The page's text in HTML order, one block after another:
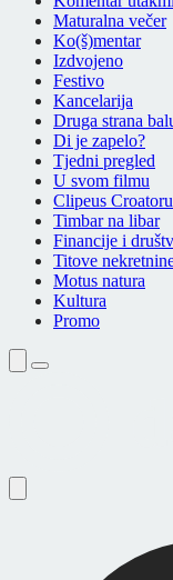
Maturalna večer
Ko(š)mentar
Izdvojeno
Festivo
Kancelarija
Druga strana
Di je zapelo?
Tjedni pregled
U svom filmu
Clipeus
Timbar na libar
Financije i
Titove
Motus natura
Kultura
Promo